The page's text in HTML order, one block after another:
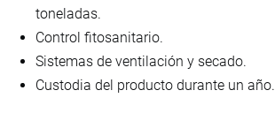
toneladas.
Control fitosanitario.
Sistemas de ventilación y secado.
Custodia del producto durante un año.